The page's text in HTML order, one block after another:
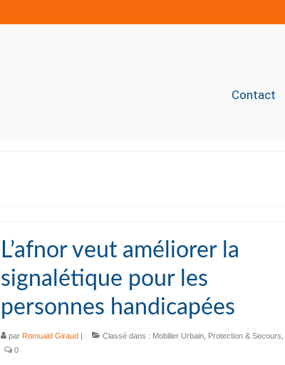
Contact
L’afnor veut améliorer la
signalétique pour les
personnes handicapées
par Romuald Giraud| Classé dans : Mobilier Urbain, Protection & Secours
0